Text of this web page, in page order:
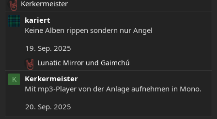
e
n
:
R
e
a
Kerkermeister
kariert
Keine Alben rippen sondern nur Angel
19. Sep. 2025
R
e
a
k
t
Lunatic Mirror und Gaimchú
K
Kerkermeister
Mit mp3-Player von der Anlage aufnehmen in Mono.
20. Sep. 2025